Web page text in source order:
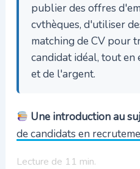
publier des offres
cvthèques, d'utiliser
matching de CV pour
candidat idéal, tout en
et de l'argent.
Une introduction au
de candidats en
Lecture de 11 min.